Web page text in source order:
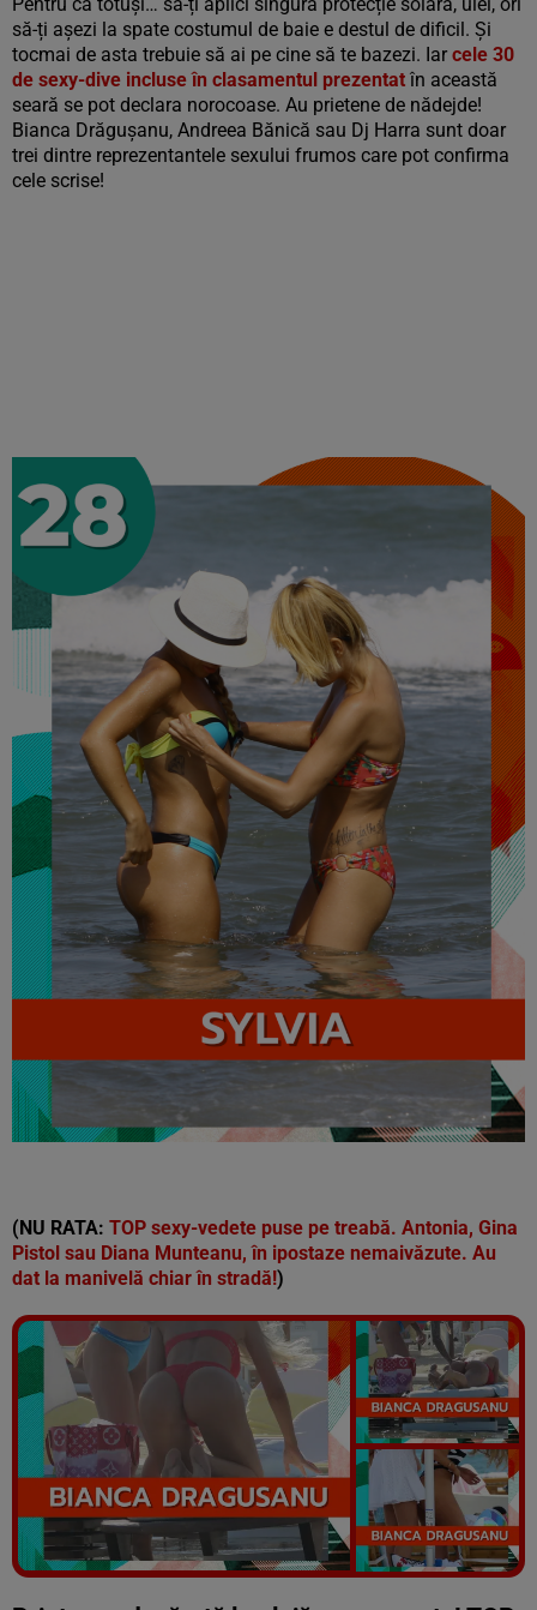
să-ți așezi la spate costumul de baie e destul de dificil. Și
tocmai de asta trebuie să ai pe cine să te bazezi. Iar cele 30
de sexy-dive incluse în clasamentul prezentat în această
seară se pot declara norocoase. Au prietene de nădejde!
Bianca Drăgușanu, Andreea Bănică sau Dj Harra sunt doar
trei dintre reprezentantele sexului frumos care pot confirma
cele scrise!
(NU RATA: TOP sexy-vedete puse pe treabă. Antonia, Gina
Pistol sau Diana Munteanu, în ipostaze nemaivăzute. Au
dat la manivelă chiar în stradă!)
Vezi galeria foto